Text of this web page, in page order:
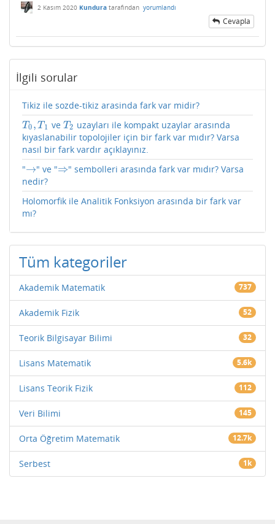
2 Kasım 2020 Kundura tarafından yorumlandı
Cevapla
İlgili sorular
Tikiz ile sozde-tikiz arasinda fark var midir?
T0 , T 1
T0T1 ve T2
T2 uzayları ile kompakt uzaylar arasında
kıyaslanabilir topolojiler için bir fark var mıdır? Varsa
nasıl bir fark vardır açıklayınız.
"→
→" ve "⇒
⇒ " sembolleri arasında fark var mıdır? Varsa
nedir?
Holomorfik ile Analitik Fonksiyon arasında bir fark var
mı?
Tüm kategoriler
Akademik Matematik 737
Akademik Fizik 52
Teorik Bilgisayar Bilimi 32
Lisans Matematik 5.6k
Lisans Teorik Fizik 112
Veri Bilimi 145
Orta Öğretim Matematik 12.7k
Serbest 1k